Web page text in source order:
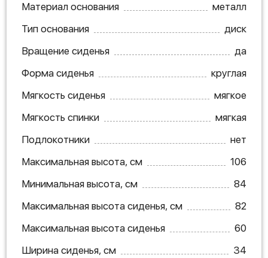
Материал основания
металл
Тип основания
диск
Вращение сиденья
да
Форма сиденья
круглая
Мягкость сиденья
мягкое
Мягкость спинки
мягкая
Подлокотники
нет
Максимальная высота, см
106
Минимальная высота, см
84
Максимальная высота сиденья, см
82
Максимальная высота сиденья
60
Ширина сиденья, см
34